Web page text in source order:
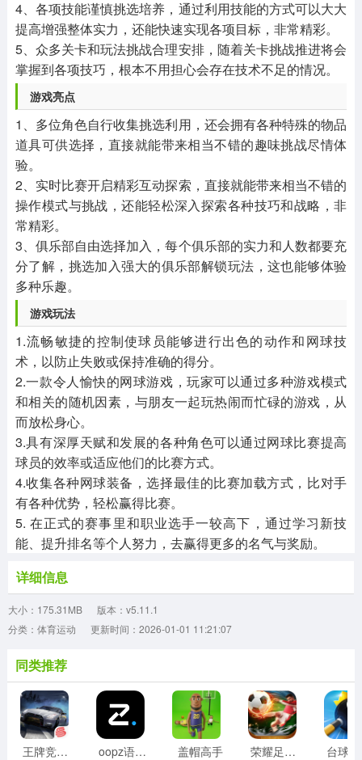
4、各项技能谨慎挑选培养，通过利用技能的方式可以大大
提高增强整体实力，还能快速实现各项目标，非常精彩。
5、众多关卡和玩法挑战合理安排，随着关卡挑战推进将会
掌握到各项技巧，根本不用担心会存在技术不足的情况。
游戏亮点
1、多位角色自行收集挑选利用，还会拥有各种特殊的物品
道具可供选择，直接就能带来相当不错的趣味挑战尽情体
验。
2、实时比赛开启精彩互动探索，直接就能带来相当不错的
操作模式与挑战，还能轻松深入探索各种技巧和战略，非
常精彩。
3、俱乐部自由选择加入，每个俱乐部的实力和人数都要充
分了解，挑选加入强大的俱乐部解锁玩法，这也能够体验
多种乐趣。
游戏玩法
1.流畅敏捷的控制使球员能够进行出色的动作和网球技
术，以防止失败或保持准确的得分。
2.一款令人愉快的网球游戏，玩家可以通过多种游戏模式
和相关的随机因素，与朋友一起玩热闹而忙碌的游戏，从
而放松身心。
3.具有深厚天赋和发展的各种角色可以通过网球比赛提高
球员的效率或适应他们的比赛方式。
4.收集各种网球装备，选择最佳的比赛加载方式，比对手
有各种优势，轻松赢得比赛。
5. 在正式的赛事里和职业选手一较高下，通过学习新技
能、提升排名等个人努力，去赢得更多的名气与奖励。
详细信息
大小：175.31MB
版本：v5.11.1
分类：体育运动
更新时间：2026-01-01 11:21:07
同类推荐
王牌竞速国际服 oopz语音最新版 盖帽高手 荣耀足球游戏